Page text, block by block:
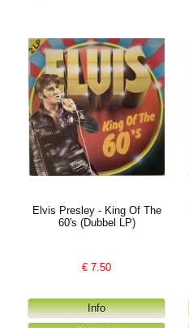
Elvis Presley - King Of The
60's (Dubbel LP)
€7.50